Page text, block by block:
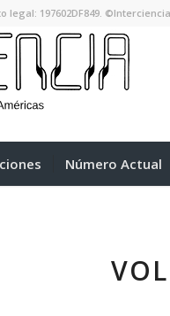
legal: 197602DF849.
Número Actual